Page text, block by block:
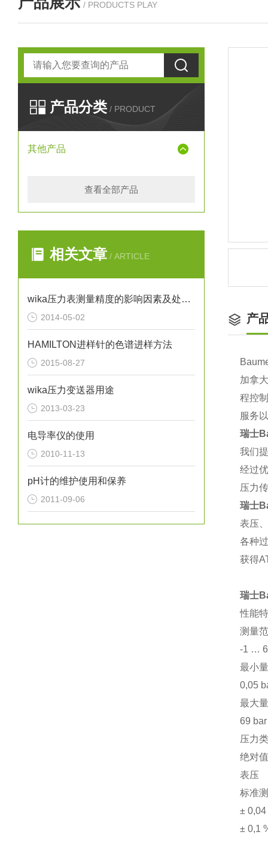
/ PRODUCTS PLAY
产品分类 / PRODUCT
其他产品
查看全部产品
相关文章 / ARTICLE
wika压力表测量精度的影响因素及处理方法分析
2014-05-02
HAMILTON进样针的色谱进样方法
2015-08-27
wika压力变送器用途
2013-03-23
电导率仪的使用
2010-11-13
pH计的维护使用和保养
2011-09-06
产
加拿
程控
服务
瑞士
我们
经过
压力
瑞士
表压
各种
获得
瑞士
性能
测量
-1 …
最小
0,05
最大
69 bar
压力
绝对值
表压
标准
±
± 0,1